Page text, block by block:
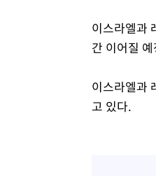
이스라엘과
간 이어질
이스라엘과
고 있다.